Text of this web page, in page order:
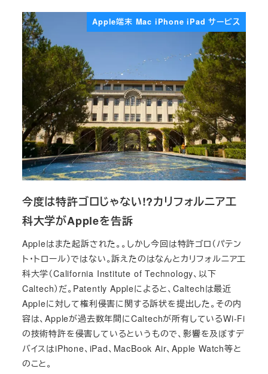
Apple端末 Mac iPhone iPad サービス
今度は特許ゴロじゃない!?カリフォルニア工
科大学がAppleを告訴
Appleはまた起訴された。。しかし今回は特許ゴロ（パテン
ト・トロール）ではない。訴えたのはなんとカリフォルニア工
科大学（California Institute of Technology、以下
Caltech）だ。Patently Appleによると、Caltechは最近
Appleに対して権利侵害に関する訴状を提出した。その内
容は、Appleが過去数年間にCaltechが所有しているWi-Fi
の技術特許を侵害しているというもので、影響を及ぼすデ
バイスはiPhone、iPad、MacBook Air、Apple Watch等と
のこと。